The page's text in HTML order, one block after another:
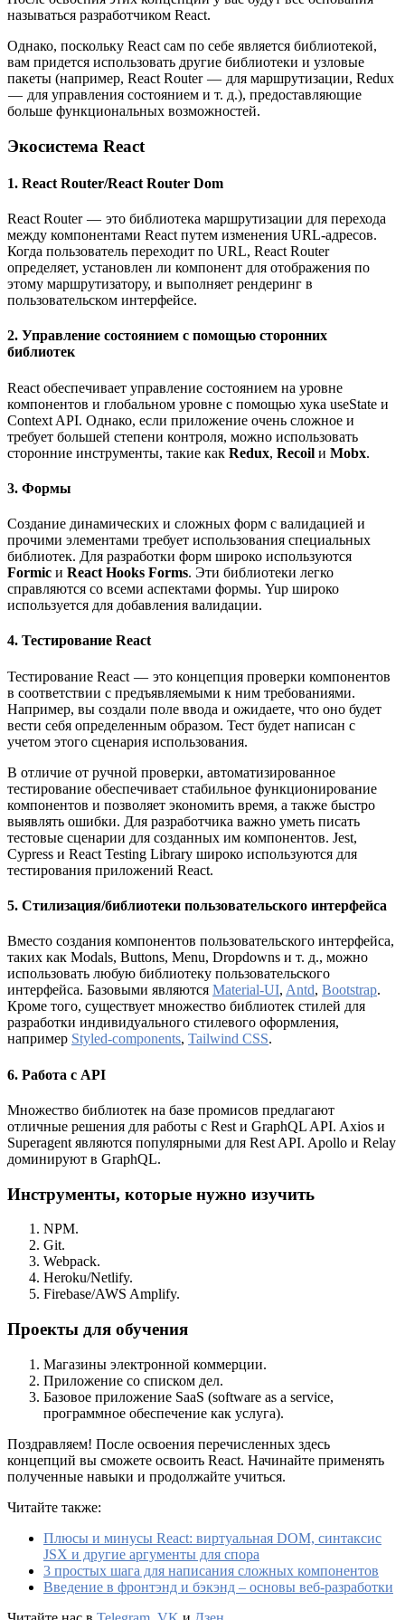
называться разработчиком React.
Однако, поскольку React сам по себе является библиотекой,
вам придется использовать другие библиотеки и узловые
пакеты (например, React Router — для маршрутизации, Redux
— для управления состоянием и т. д.), предоставляющие
больше функциональных возможностей.
Экосистема React
1. React Router/React Router Dom
React Router — это библиотека маршрутизации для перехода
между компонентами React путем изменения URL-адресов.
Когда пользователь переходит по URL, React Router
определяет, установлен ли компонент для отображения по
этому маршрутизатору, и выполняет рендеринг в
пользовательском интерфейсе.
2. Управление состоянием с помощью сторонних
библиотек
React обеспечивает управление состоянием на уровне
компонентов и глобальном уровне с помощью хука useState и
Context API. Однако, если приложение очень сложное и
требует большей степени контроля, можно использовать
сторонние инструменты, такие как Redux, Recoil и Mobx.
3. Формы
Создание динамических и сложных форм с валидацией и
прочими элементами требует использования специальных
библиотек. Для разработки форм широко используются
Formic и React Hooks Forms. Эти библиотеки легко
справляются со всеми аспектами формы. Yup широко
используется для добавления валидации.
4. Тестирование React
Тестирование React — это концепция проверки компонентов
в соответствии с предъявляемыми к ним требованиями.
Например, вы создали поле ввода и ожидаете, что оно будет
вести себя определенным образом. Тест будет написан с
учетом этого сценария использования.
В отличие от ручной проверки, автоматизированное
тестирование обеспечивает стабильное функционирование
компонентов и позволяет экономить время, а также быстро
выявлять ошибки. Для разработчика важно уметь писать
тестовые сценарии для созданных им компонентов. Jest,
Cypress и React Testing Library широко используются для
тестирования приложений React.
5. Стилизация/библиотеки пользовательского интерфейса
Вместо создания компонентов пользовательского интерфейса,
таких как Modals, Buttons, Menu, Dropdowns и т. д., можно
использовать любую библиотеку пользовательского
интерфейса. Базовыми являются Material-UI, Antd, Bootstrap.
Кроме того, существует множество библиотек стилей для
разработки индивидуального стилевого оформления,
например Styled-components, Tailwind CSS.
6. Работа с API
Множество библиотек на базе промисов предлагают
отличные решения для работы с Rest и GraphQL API. Axios и
Superagent являются популярными для Rest API. Apollo и Relay
доминируют в GraphQL.
Инструменты, которые нужно изучить
NPM.
Git.
Webpack.
Heroku/Netlify.
Firebase/AWS Amplify.
Проекты для обучения
Магазины электронной коммерции.
Приложение со списком дел.
Базовое приложение SaaS (software as a service,
программное обеспечение как услуга).
Поздравляем! После освоения перечисленных здесь
концепций вы сможете освоить React. Начинайте применять
полученные навыки и продолжайте учиться.
Читайте также:
Плюсы и минусы React: виртуальная DOM, синтаксис
JSX и другие аргументы для спора
3 простых шага для написания сложных компонентов
Введение в фронтэнд и бэкэнд – основы веб-разработки